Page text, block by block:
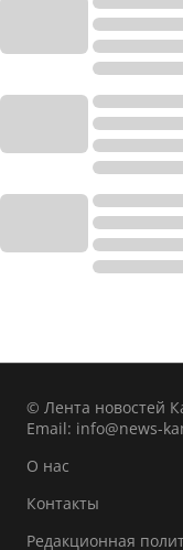
© Лента новостей
Email: info@news-
О нас
Контакты
Редакционная